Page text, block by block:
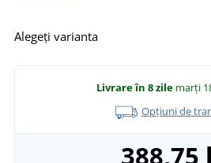
Alegeți varianta
Livrare în 8 zile marți
Opțiuni de
388,75